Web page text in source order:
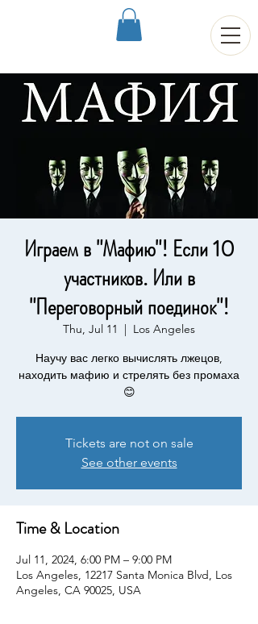
Играем в "Мафию"! Если 10
участников. Или в
"Переговорный поединок"!
Thu, Jul 11
  |
Los Angeles
Научу вас легко вычислять лжецов,
находить мафию и стрелять без промаха
😊
Tickets are not on sale
See other events
Time & Location
Jul 11, 2024, 6:00 PM – 9:00 PM
Los Angeles, 12217 Santa Monica Blvd, Los
Angeles, CA 90025, USA